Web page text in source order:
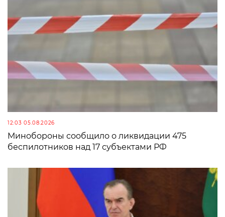
12:03 05.08.2026
Минобороны сообщило о ликвидации 475
беспилотников над 17 субъектами РФ